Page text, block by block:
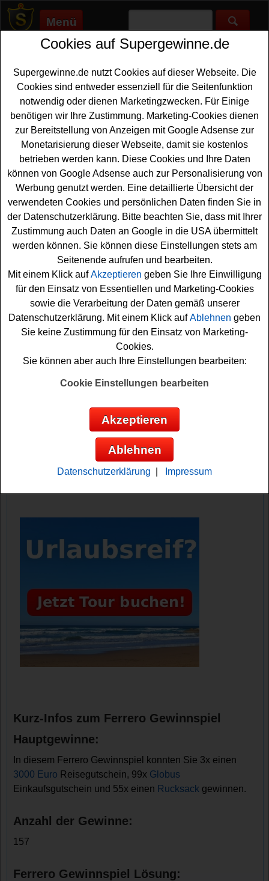
Menü
Supergewinne.de>Gewinnspiele>Bargeld Gewinnspiele>
Anzeige:
Anzeige:
Ferrero Globus Gewinnspiel - tolle
Preise und Reisegutschein
gewinnen
Ein kostenloses FerreroGlobus Gewinnspielauf ferrero-
globus-gewinnspiel.de für alle Gewinner, die gern einen
tollen Reisegutsschein gewinnen möchten. Ferrero und
Globus verlosen dreimal einenReise Gutscheinim Wert
von je 3000 als Hauptgewinne. weiterhin warten 99
Globus Einkaufsgutscheine und 55x ein cooler Rucksack
auf glückliche Gewinner.
Falls Sie an der Verlosung teilnehmen möchten, müssen
Sie bei meinGlobus registriert sein und können dann das
kleine Formular ausfüllen. Vielleicht haben Sie ja Glück
und können einen der schönen Preise oder gar einen
für die nächste Reise gewinnen? Viel Glück!
Ferrero verlost 3x einen 3000 Euro
Reisegutschein, 99x Globus
Einkaufsgutschein und 55x einen
Kurz-Infos zum Ferrero Gewinnspiel
Hauptgewinne:
In diesem Ferrero Gewinnspiel konnten Sie 3x einen
3000 Euro Reisegutschein, 99x Globus
Einkaufsgutschein und 55x einen Rucksack gewinnen.
Anzahl der Gewinne:
157
Ferrero Gewinnspiel Lösung:
Cookies auf Supergewinne.de
Supergewinne.de nutzt Cookies auf dieser Webseite. Die
Cookies sind entweder essenziell für die Seitenfunktion
notwendig oder dienen Marketingzwecken. Für Einige
benötigen wir Ihre Zustimmung. Marketing-Cookies dienen
zur Bereitstellung von Anzeigen mit Google Adsense zur
Monetarisierung dieser Webseite, damit sie kostenlos
betrieben werden kann. Diese Cookies und Ihre Daten
können von Google Adsense auch zur Personalisierung von
Werbung genutzt werden. Eine detaillierte Übersicht der
verwendeten Cookies und persönlichen Daten finden Sie in
der Datenschutzerklärung. Bitte beachten Sie, dass mit Ihrer
Zustimmung auch Daten an Google in die USA übermittelt
werden können. Sie können diese Einstellungen stets am
Seitenende aufrufen und bearbeiten.
Mit einem Klick aufAkzeptieren geben Sie Ihre Einwilligung
für den Einsatz von Essentiellen und Marketing-Cookies
sowie die Verarbeitung der Daten gemäß unserer
Datenschutzerklärung. Mit einem Klick aufAblehnen geben
Sie keine Zustimmung für den Einsatz von Marketing-
Cookies.
Sie können aber auch Ihre Einstellungen bearbeiten:
Cookie Einstellungen bearbeiten
Akzeptieren
Ablehnen
Datenschutzerklärung Impressum